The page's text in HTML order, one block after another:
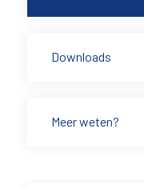
Downloads
Meer weten?